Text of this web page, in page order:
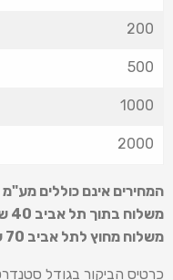
200
500
1000
2000
המחירים אינם כוללים מע"מ
משלוח בתוך תל אביב 40 ש
משלוח מחוץ לתל אביב 70 ש